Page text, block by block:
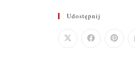
Udostępnij